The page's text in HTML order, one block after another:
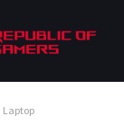
Laptop